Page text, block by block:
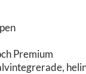
Premium